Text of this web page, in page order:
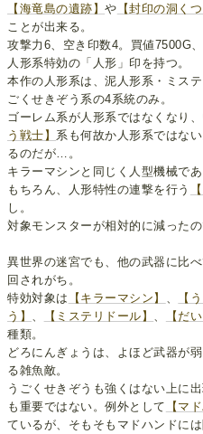
【海竜島の遺跡】や 【封印の洞くつ
ことが出来る。
攻撃力6、空き印数4。買値7500G、
人形系特効の「人形」印を持つ。
本作の人形系は、泥人形系・ミス
ごくせきぞう系の4系統のみ。
ゴーレム系が人形系ではなくなり
う戦士】 系も何故か人形系ではな
るのだが…。
キラーマシンと同じく人型機械であ
もちろん、人形特性の連撃を行う
し。
対象モンスターが相対的に減ったの
異世界の迷宮でも、他の武器に比
回されがち。
特効対象は
【キラーマシン】 【
う】
【ミステリドール】 【だ
種類。
どろにんぎょうは、よほど武器が
る雑魚敵。
うごくせきぞうも強くはない上に
も重要ではない。例外として
【マ
ているが、そもそもマドハンドに